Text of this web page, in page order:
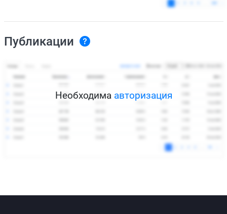
Публикации
Необходима авторизация